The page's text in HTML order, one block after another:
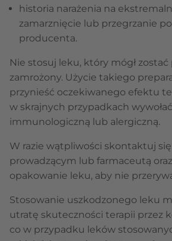
historia narażenia na
zamarznięcie lub przegrzanie
producenta.
Nie stosuj leku, który mógł
zamrożony. Użycie takiego
przynieść oczekiwanego efektu
w skrajnych przypadkach
immunologiczną lub alergiczną.
W razie wątpliwości skontaktuj
prowadzącym lub farmaceutą
opakowanie leku, aby nie
Stosowanie uszkodzonego leku
utratę skuteczności terapii przez
co w przypadku leków